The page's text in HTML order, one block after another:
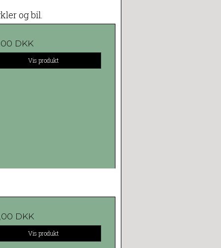
og bil.
DKK
Vis produkt
DKK
Vis produkt